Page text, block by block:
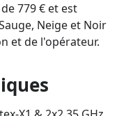
779 € et est
Neige et Noir
et de l'opérateur.